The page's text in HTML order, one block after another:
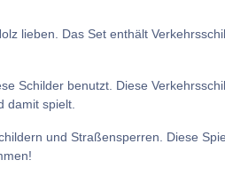
lieben. Das Set enthält
Schilder benutzt. Diese
damit spielt.
und Straßensperren. Diese